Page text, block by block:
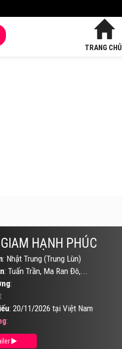
TRANG CHỦ
HẠNH PHÚC
: Nhật Trung (Trung Lùn)
: Tuấn Trần, Ma Ran Đô,...
:
:
: 20/11/2026 tại Việt Nam
: